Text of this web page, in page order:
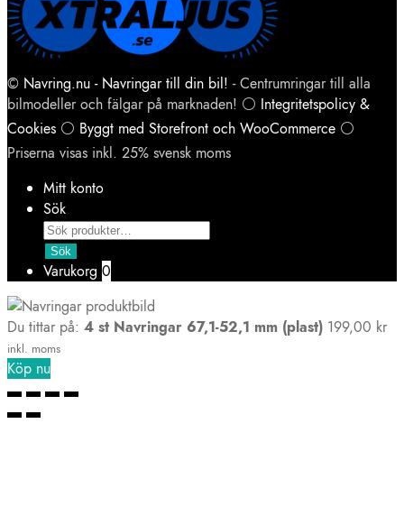
© Navring.nu - Navringar till din bil! - Centrumringar till alla
bilmodeller och fälgar på marknaden! ⚪ Integritetspolicy &
Cookies ⚪ Byggt med Storefront och WooCommerce ⚪
Priserna visas inkl. 25% svensk moms
Mitt konto
Sök
Products
search
Sök
Varukorg 0
Du tittar på: 4 st Navringar 67,1-52,1 mm (plast) 199,00 kr
inkl. moms
Köp nu